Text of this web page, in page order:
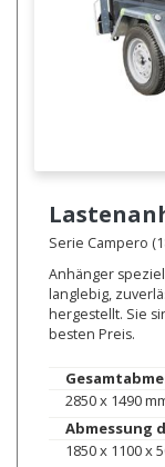
Serie Campero
Anhänger
langlebig,
hergestellt. Sie
besten Preis.
2850 x 1490
Abmessung
1850 x 1100 x